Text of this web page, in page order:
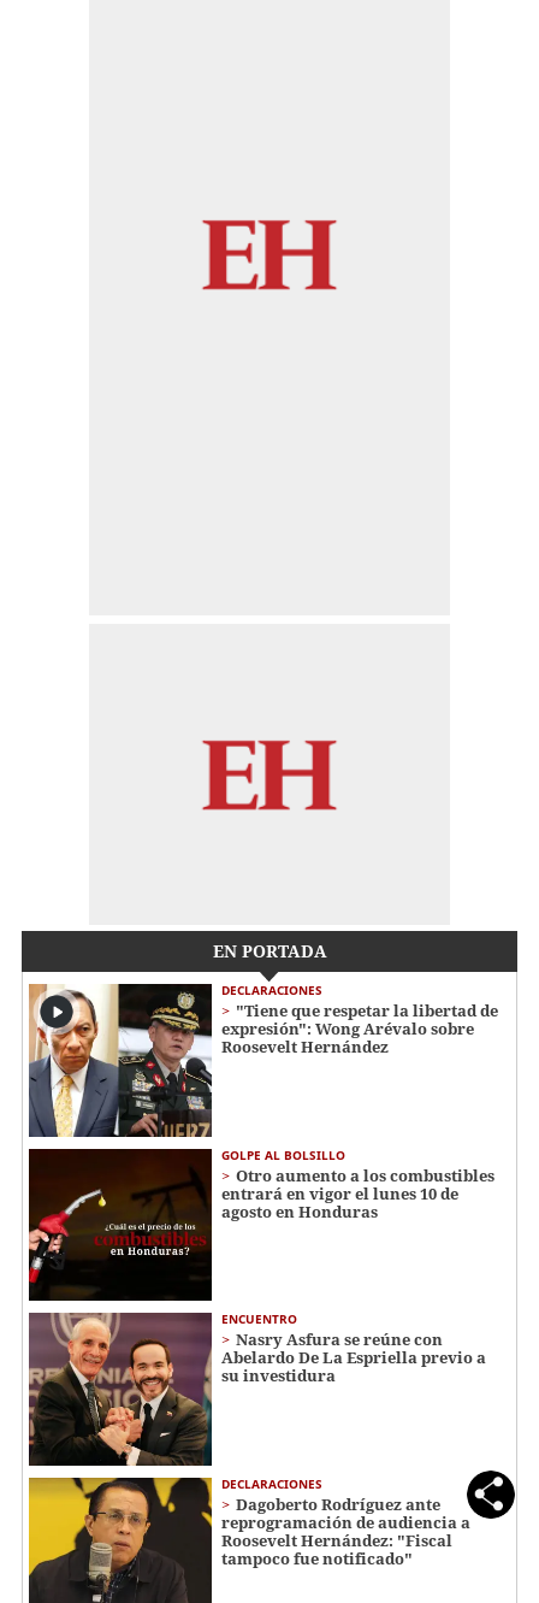
EN PORTADA
DECLARACIONES
"Tiene que respetar la libertad de
expresión": Wong Arévalo sobre
Roosevelt Hernández
GOLPE AL BOLSILLO
Otro aumento a los combustibles
entrará en vigor el lunes 10 de
agosto en Honduras
ENCUENTRO
Nasry Asfura se reúne con
Abelardo De La Espriella previo a
su investidura
DECLARACIONES
Dagoberto Rodríguez ante
reprogramación de audiencia a
Roosevelt Hernández: "Fiscal
tampoco fue notificado"